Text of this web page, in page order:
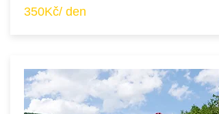
350Kč/ den